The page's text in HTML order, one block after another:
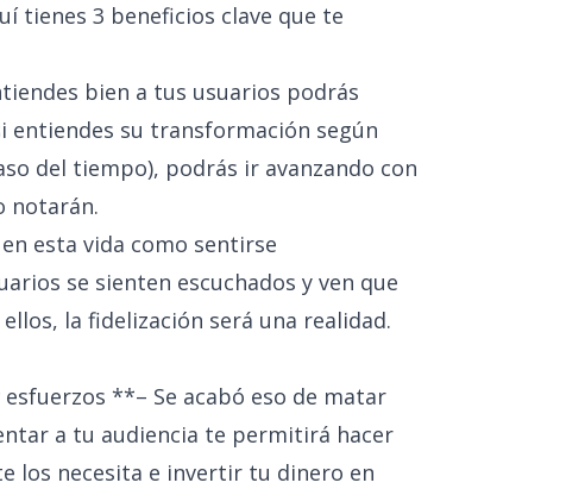
tienes 3 beneficios clave que te
bien a tus usuarios podrás
entiendes su transformación según
del tiempo), podrás ir avanzando con
notarán.
esta vida como sentirse
se sienten escuchados y ven que
la fidelización será una realidad.
**– Se acabó eso de matar
a tu audiencia te permitirá hacer
los necesita e invertir tu dinero en